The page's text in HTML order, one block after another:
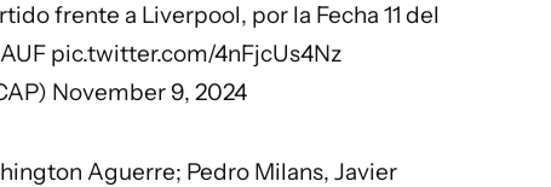
frente a Liverpool, por la Fecha 11 del
pic.twitter.com/4nFjcUs4Nz
November 9, 2024
Aguerre; Pedro Milans, Javier